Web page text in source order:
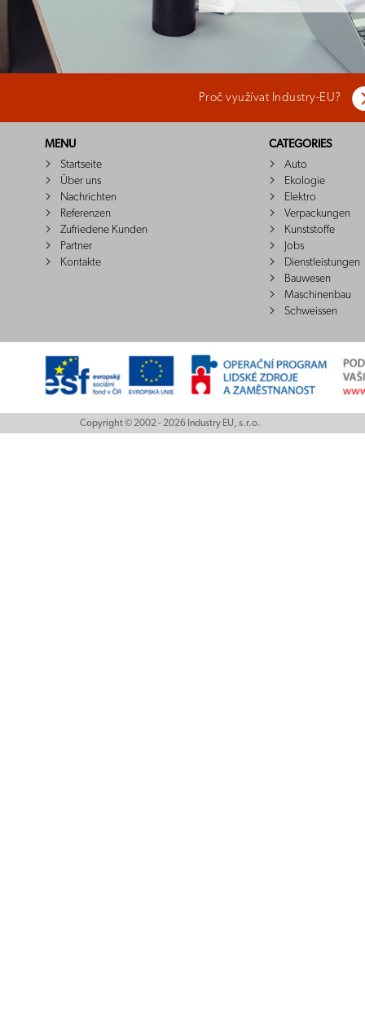
Proč využívat Industry-EU?
MENU
Startseite
Über uns
Nachrichten
Referenzen
Zufriedene Kunden
Partner
Kontakte
CATEGORIES
Auto
Ekologie
Elektro
Verpackungen
Kunststoffe
Jobs
Dienstleistungen
Bauwesen
Maschinenbau
Schweissen
Copyright © 2002 - 2026 Industry EU, s.r.o.